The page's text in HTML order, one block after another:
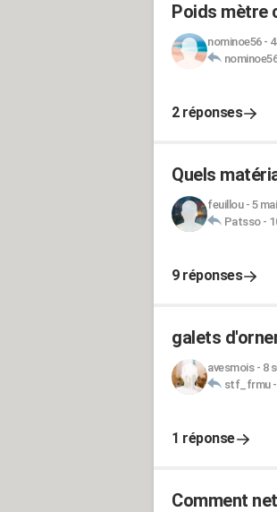
Poids mètre
nominoe56-
nominoe56
2 réponses
Quels
feuillou- 5
Patsso-
9 réponses
galets
avesmois- 8
stf_frmu-
1 réponse
Comment